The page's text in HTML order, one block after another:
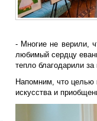
- Многие не верили,
любимый сердцу
тепло благодарили
Напомним, что целью
искусства и